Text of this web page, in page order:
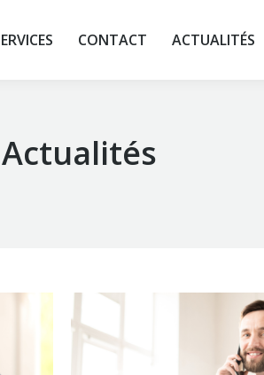
CONTACT ACTUALITÉS
Actualités
Recherche